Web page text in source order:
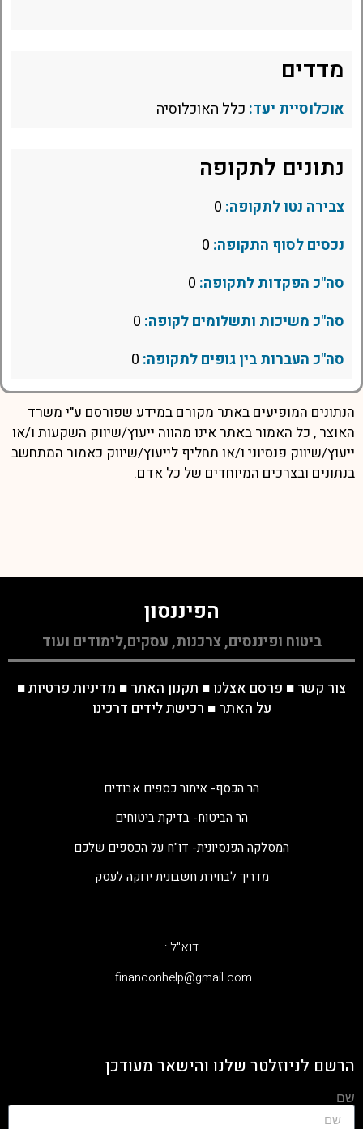
מדדים
אוכלוסיית יעד: כלל האוכלוסיה
נתונים לתקופה
צבירה נטו לתקופה:
נכסים לסוף התקופה:
סה"כ הפקדות לתקופה:
סה"כ משיכות ותשלומים לקופה:
סה"כ העברות בין גופים לתקופה:
הנתונים המופיעים באתר מקורם במידע שפורסם ע"י משרד
האוצר , כל האמור באתר אינו מהווה ייעוץ/שיווק השקעות ו/או
ייעוץ/שיווק פנסיוני ו/או תחליף לייעוץ/שיווק כאמור המתחשב
בנתונים ובצרכים המיוחדים של כל אדם.
הפיננסון
ביטוח ופיננסים, צרכנות, עסקים,לימודים ועוד
צור קשר ■ פרסם אצלנו ■ תקנון האתר ■ מדיניות פרטיות■
על האתר ■ רכישת לידים דרכינו
הר הכסף- איתור כספים אבודים
הר הביטוח- בדיקת ביטוחים
המסלקה הפנסיונית- דו"ח על הכספים שלכם
מדריך לבחירת חשבונית ירוקה לעסק
דוא"ל :
‫financonhelp@gmail.com‬
הרשם לניוזלטר שלנו והישאר מעודכן
שם